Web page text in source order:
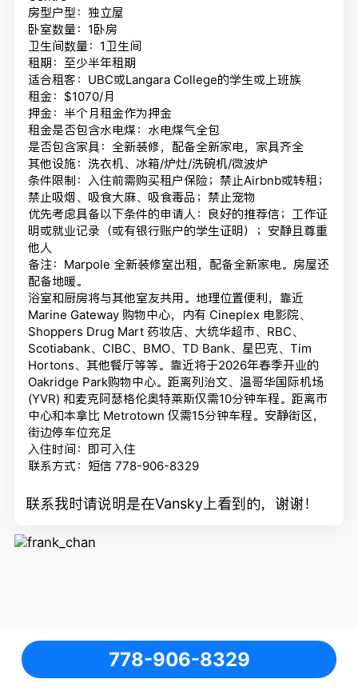
房型户型：独立屋
卧室数量：1卧房
卫生间数量：1卫生间
租期：至少半年租期
适合租客：UBC或Langara College的学生或上班族
租金：$1070/月
押金：半个月租金作为押金
租金是否包含水电煤：水电煤气全包
是否包含家具：全新装修，配备全新家电，家具齐全
其他设施：洗衣机、冰箱/炉灶/洗碗机/微波炉
条件限制：入住前需购买租户保险；禁止Airbnb或转租；
禁止吸烟、吸食大麻、吸食毒品；禁止宠物
优先考虑具备以下条件的申请人：良好的推荐信； 工作证
明或就业记录（或有银行账户的学生证明）；安静且尊重
他人
备注：Marpole 全新装修室出租，配备全新家电。房屋还
配备地暖。
浴室和厨房将与其他室友共用。地理位置便利，靠近
Marine Gateway 购物中心，内有 Cineplex 电影院、
Shoppers Drug Mart 药妆店、大统华超市、RBC、
Scotiabank、CIBC、 BMO、TD Bank、星巴克、Tim
Hortons、其他餐厅等等。靠近将于2026年春季开业的
Oakridge Park购物中心。距离列治文、温哥华国际机场
(YVR) 和麦克阿瑟格伦奥特莱斯仅需10分钟车程。距离市
中心和本拿比 Metrotown 仅需15分钟车程。安静街区，
街边停车位充足
入住时间：即可入住
联系方式：短信 778-906-8329
联系我时请说明是在Vansky上看到的，谢谢！
778-906-8329